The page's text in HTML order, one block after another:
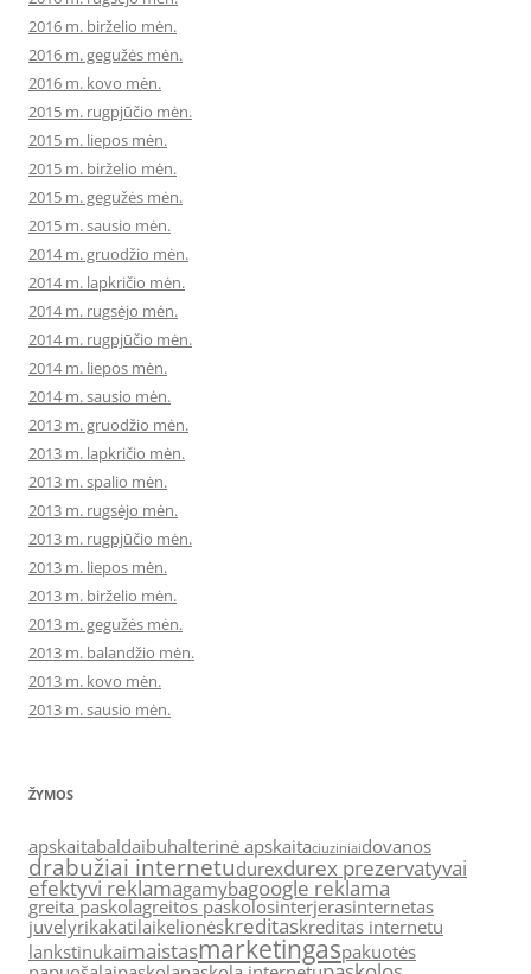
2016 m. birželio mėn.
2016 m. gegužės mėn.
2016 m. kovo mėn.
2015 m. rugpjūčio mėn.
2015 m. liepos mėn.
2015 m. birželio mėn.
2015 m. gegužės mėn.
2015 m. sausio mėn.
2014 m. gruodžio mėn.
2014 m. lapkričio mėn.
2014 m. rugsėjo mėn.
2014 m. rugpjūčio mėn.
2014 m. liepos mėn.
2014 m. sausio mėn.
2013 m. gruodžio mėn.
2013 m. lapkričio mėn.
2013 m. spalio mėn.
2013 m. rugsėjo mėn.
2013 m. rugpjūčio mėn.
2013 m. liepos mėn.
2013 m. birželio mėn.
2013 m. gegužės mėn.
2013 m. balandžio mėn.
2013 m. kovo mėn.
2013 m. sausio mėn.
ŽYMOS
apskaitabaldaibuhalterinė apskaitaciuziniaidovanos
drabužiai internetudurexdurex prezervatyvai
efektyvi reklamagamybagoogle reklama
greita paskolagreitos paskolosinterjerasinternetas
juvelyrikakatilaikelionėskreditaskreditas internetu
lankstinukaimaistasmarketingaspakuotės